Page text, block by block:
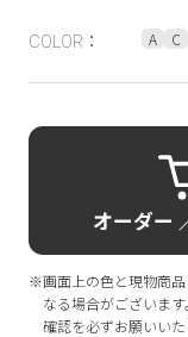
COLOR： A C
オーダー
※画面上の色と現物商
なる場合がございま
確認を必ずお願いいた